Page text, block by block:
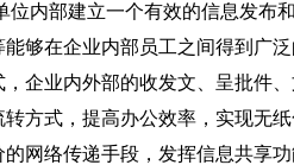
位内部建立一个有效的信息发布
够在企业内部员工之间得到广
，企业内外部的收发文、呈批件
转方式，提高办公效率，实现无
网络传递手段，发挥信息共享